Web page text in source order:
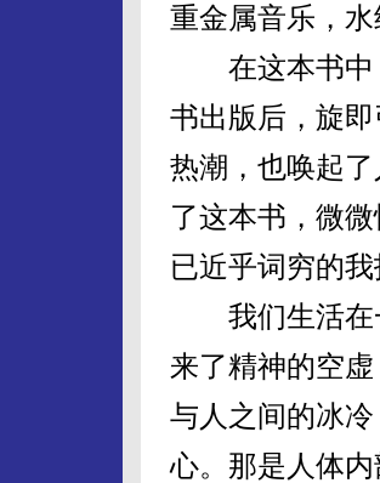
重金属音乐，
在这本书中，
书出版后，旋
热潮，也唤起
了这本书，微
已近乎词穷的
我们生活在
来了精神的空
与人之间的冰
心。那是人体